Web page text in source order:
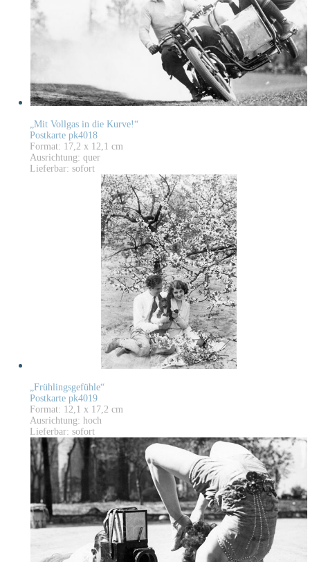
„Mit Vollgas in die Kurve!“
Postkarte pk4018
Format: 17,2 x 12,1 cm
Ausrichtung: quer
Lieferbar: sofort
„Frühlingsgefühle“
Postkarte pk4019
Format: 12,1 x 17,2 cm
Ausrichtung: hoch
Lieferbar: sofort